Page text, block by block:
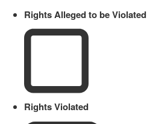
Rights Alleged to be Violated
Rights Violated